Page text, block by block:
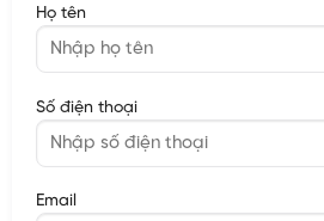
Họ tên
Số điện thoại
Email